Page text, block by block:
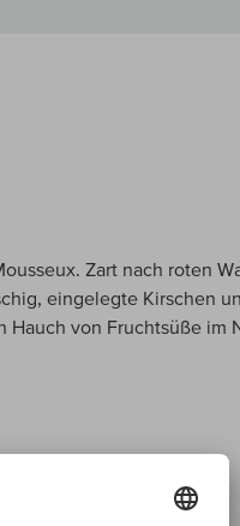
Zart nach roten
eingelegte Kirschen
von Fruchtsüße im